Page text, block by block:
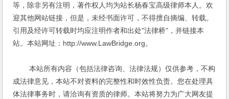
等，除非另有注明，著作权人均为站长杨春宝高级律师本人。欢
迎其他网站链接，但是，未经书面许可，不得擅自摘编、转载。
引用及经许可转载时均应注明作者和出处"法律桥"，并链接本
站。本站网址：http://www.LawBridge.org。
本站所有内容（包括法律咨询、法律法规）仅供参考，不构
成法律意见，本站不对资料的完整性和时效性负责。您在处理具
体法律事务时，请洽询有资质的律师。本站将努力为广大网友提